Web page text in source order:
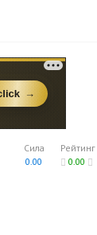
Рейтинг
0.00
Сила
0.00